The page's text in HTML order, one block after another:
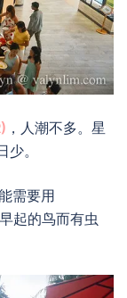
，人潮不多。星
。
需要用
起的鸟而有虫